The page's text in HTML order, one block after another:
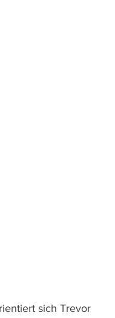
sich Trevor